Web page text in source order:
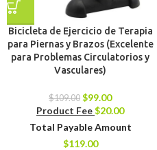
Bicicleta de Ejercicio de Terapia
para Piernas y Brazos (Excelente
para Problemas Circulatorios y
Vasculares)
$109.00 $99.00
Product Fee$20.00
Total Payable Amount
$119.00